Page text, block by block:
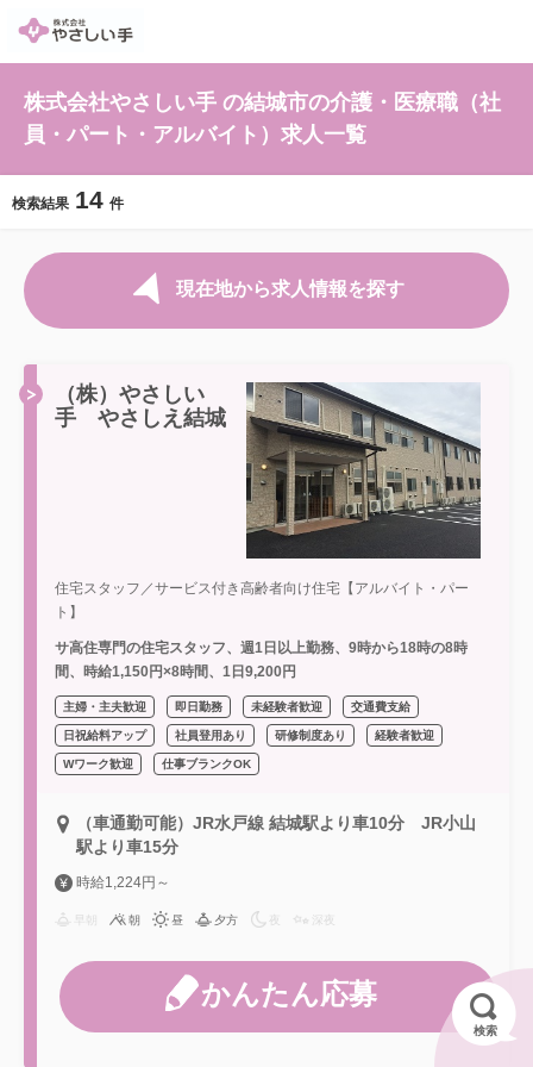
株式会社やさしい手 の結城市の介護・医療職（社
員・パート・アルバイト）求人一覧
検索結果 14 件
現在地から求人情報を探す
（株）やさしい
手 やさしえ結城
住宅スタッフ／サービス付き高齢者向け住宅【アルバイト・パー
ト】
サ高住専門の住宅スタッフ、週1日以上勤務、9時から18時の8時
間、時給1,150円×8時間、1日9,200円
主婦・主夫歓迎 即日勤務 未経験者歓迎 交通費支給
日祝給料アップ 社員登用あり 研修制度あり 経験者歓迎
Wワーク歓迎 仕事ブランクOK
（車通勤可能）JR水戸線 結城駅より車10分 JR小山
駅より車15分
時給1,224円～
朝 昼 夕方 夜 深夜
かんたん応募
検索